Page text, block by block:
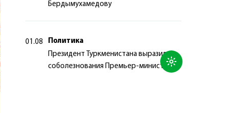
Бердымухамедову
01.08
Политика
Президент Туркменистана выразил
соболезнования Премьер-министру